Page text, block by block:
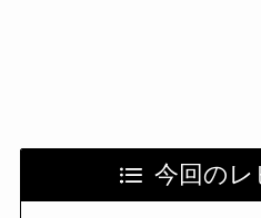
今回の